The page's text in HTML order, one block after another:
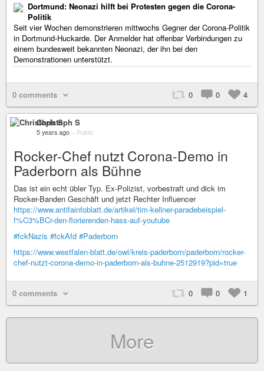
Dortmund: Neonazi hilft bei Protesten gegen die Corona-
Politik
Seit vier Wochen demonstrieren mittwochs Gegner der Corona-Politik
in Dortmund-Huckarde. Der Anmelder hat offenbar Verbindungen zu
einem bundesweit bekannten Neonazi, der ihn bei den
Demonstrationen unterstützt.
0 comments 0 0 4
Christoph S
5 years ago – Public
Rocker-Chef nutzt Corona-Demo in
Paderborn als Bühne
Das ist ein echt übler Typ. Ex-Polizist, vorbestraft und dick im
Rocker-Banden Geschäft und jetzt Rechter Influencer
https://www.antifainfoblatt.de/artikel/tim-kellner-paradebeispiel-
f%C3%BCr-den-florierenden-hass-auf-youtube
#fckNazis #fckAfd #Paderborn
https://www.westfalen-blatt.de/owl/kreis-paderborn/paderborn/rocker-
chef-nutzt-corona-demo-in-paderborn-als-buhne-2512919?pid=true
0 comments 0 0 1
More